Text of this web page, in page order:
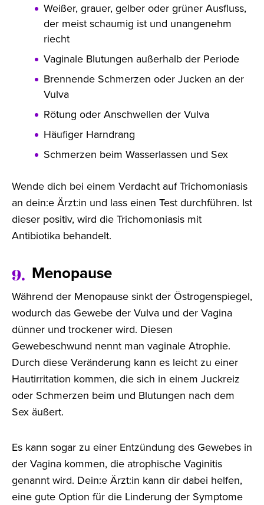
Weißer, grauer, gelber oder grüner Ausfluss,
der meist schaumig ist und unangenehm
riecht
Vaginale Blutungen außerhalb der Periode
Brennende Schmerzen oder Jucken an der
Vulva
Rötung oder Anschwellen der Vulva
Häufiger Harndrang
Schmerzen beim Wasserlassen und Sex
Wende dich bei einem Verdacht auf Trichomoniasis
an dein:e Ärzt:in und lass einen Test durchführen. Ist
dieser positiv, wird die Trichomoniasis mit
Antibiotika behandelt.
9. Menopause
Während der Menopause sinkt der Östrogenspiegel,
wodurch das Gewebe der Vulva und der Vagina
dünner und trockener wird. Diesen
Gewebeschwund nennt man vaginale Atrophie.
Durch diese Veränderung kann es leicht zu einer
Hautirritation kommen, die sich in einem Juckreiz
oder Schmerzen beim und Blutungen nach dem
Sex äußert.
Es kann sogar zu einer Entzündung des Gewebes in
der Vagina kommen, die atrophische Vaginitis
genannt wird. Dein:e Ärzt:in kann dir dabei helfen,
eine gute Option für die Linderung der Symptome